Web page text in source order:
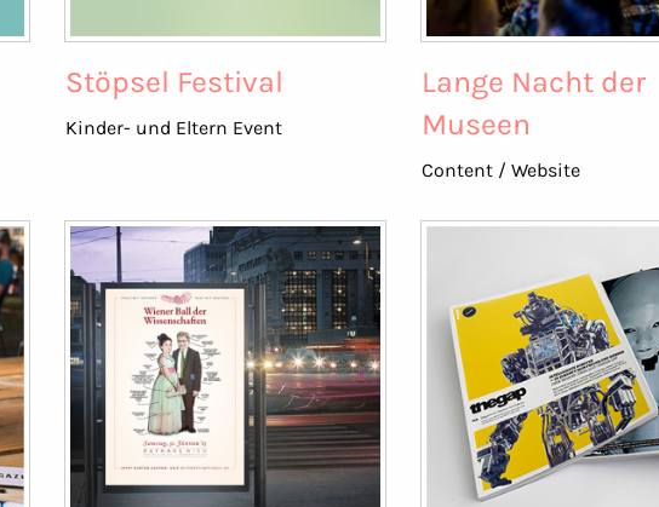
Stöpsel Festival
Kinder- und Eltern Event
Lange Nacht der
Museen
Content / Website